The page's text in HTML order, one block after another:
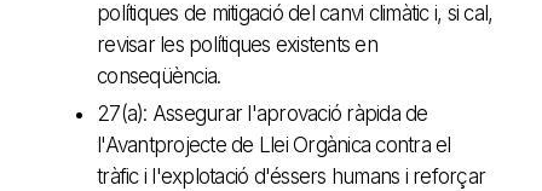
polítiques de mitigació del canvi climàtic i, si cal,
revisar les polítiques existents en
conseqüència.
27(a): Assegurar l'aprovació ràpida de
l'Avantprojecte de Llei Orgànica contra el
tràfic i l'explotació d'éssers humans i reforçar